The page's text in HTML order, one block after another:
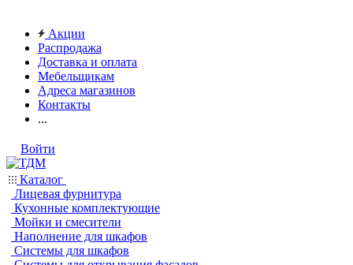
Акции
Распродажа
Доставка и оплата
Мебельщикам
Адреса магазинов
Контакты
...
Войти
Каталог
Лицевая фурнитура
Кухонные комплектующие
Мойки и смесители
Наполнение для шкафов
Системы для шкафов